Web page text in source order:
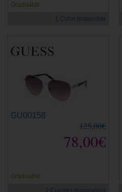
Graduable
1 Color disponible
GU00158
125,00€
78,00€
Graduable
2 Colores disponibles